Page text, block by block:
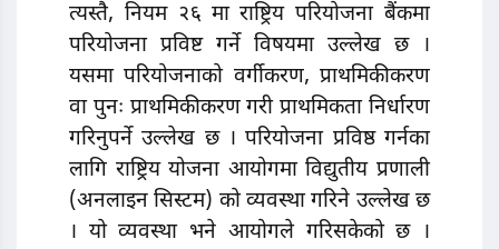
त्यस्तै, नियम २६ मा राष्ट्रिय परियोजना बैंकमा
परियोजना प्रविष्ट गर्ने विषयमा उल्लेख छ ।
यसमा परियोजनाको वर्गीकरण, प्राथमिकीकरण
वा पुनः प्राथमिकीकरण गरी प्राथमिकता निर्धारण
गरिनुपर्ने उल्लेख छ । परियोजना प्रविष्ठ गर्नका
लागि राष्ट्रिय योजना आयोगमा विद्युतीय प्रणाली
(अनलाइन सिस्टम) को व्यवस्था गरिने उल्लेख छ
। याे व्यवस्था भने आयोगले गरिसकेको छ ।